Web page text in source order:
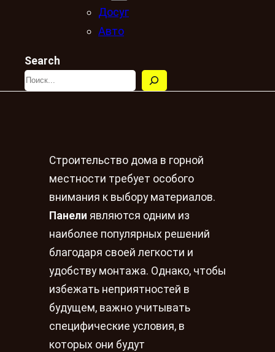
Досуг
Авто
Search
Строительство дома в горной
местности требует особого
внимания к выбору материалов.
Панели являются одним из
наиболее популярных решений
благодаря своей легкости и
удобству монтажа. Однако, чтобы
избежать неприятностей в
будущем, важно учитывать
специфические условия, в
которых они будут